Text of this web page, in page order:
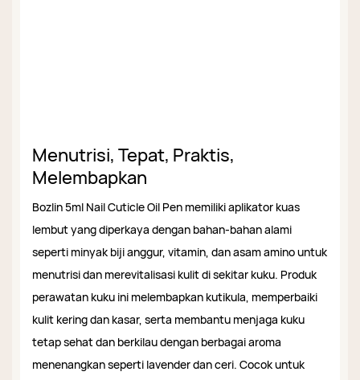
Menutrisi, Tepat, Praktis,
Melembapkan
Bozlin 5ml Nail Cuticle Oil Pen memiliki aplikator kuas
lembut yang diperkaya dengan bahan-bahan alami
seperti minyak biji anggur, vitamin, dan asam amino untuk
menutrisi dan merevitalisasi kulit di sekitar kuku. Produk
perawatan kuku ini melembapkan kutikula, memperbaiki
kulit kering dan kasar, serta membantu menjaga kuku
tetap sehat dan berkilau dengan berbagai aroma
menenangkan seperti lavender dan ceri. Cocok untuk